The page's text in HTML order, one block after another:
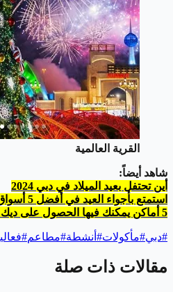
القرية العالمية
شاهد أيضاً:
أين تحتفل بعيد الميلاد في دبي 2024
استمتع بأجواء العيد في أفضل 5 أسواق عيد الميلاد في دبي
5 أماكن يمكنك فيها الحصول على ديك رومي جاهز في عيد الميلاد في الإمارات
#دبي#مأكولات# أنشطة#مطاعم#
مقالات ذات صلة